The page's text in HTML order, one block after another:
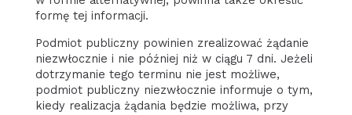
formę tej informacji.
Podmiot publiczny powinien zrealizować żądanie
niezwłocznie i nie później niż w ciągu 7 dni. Jeżeli
dotrzymanie tego terminu nie jest możliwe,
podmiot publiczny niezwłocznie informuje o tym,
kiedy realizacja żądania będzie możliwa, przy